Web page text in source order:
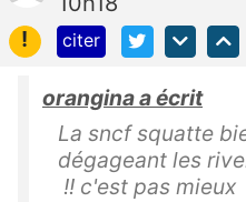
!
citer
orangina a écrit
La sncf squatte
dégageant les
!! c'est pas mieux